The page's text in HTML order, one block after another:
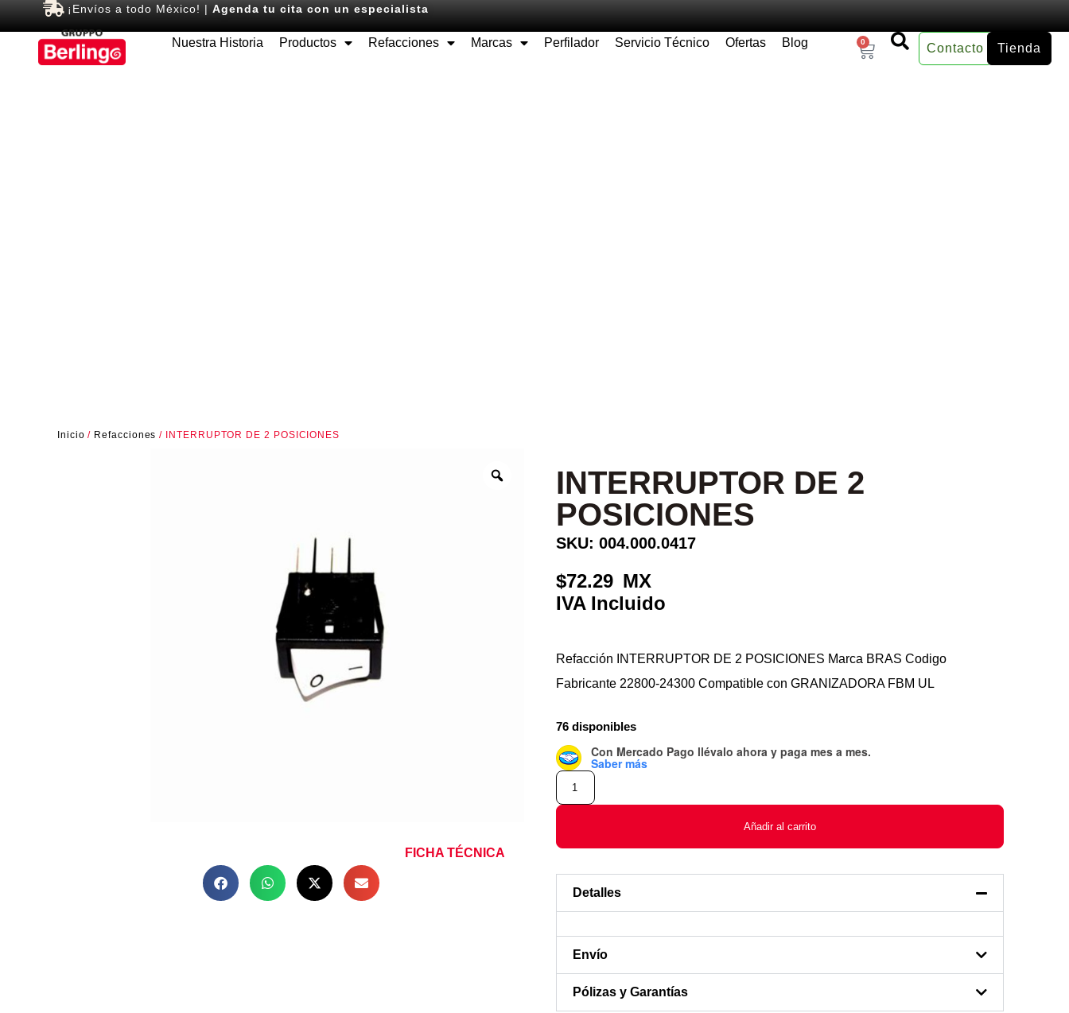
¡Envíos a todo México! | Agenda tu cita con un especialista
Nuestra Historia Productos Refacciones Marcas Perfilador Servicio Técnico Ofertas Blog 0 Contacto Tienda
Inicio / Refacciones / INTERRUPTOR DE 2 POSICIONES
FICHA TÉCNICA
INTERRUPTOR DE 2
POSICIONES
SKU: 004.000.0417
72.29
Refacción INTERRUPTOR DE 2 POSICIONES Marca BRAS Codigo
Fabricante 22800-24300 Compatible con GRANIZADORA FBM UL
76 disponibles
Con Mercado Pago llévalo ahora y paga mes a mes.
Saber más
Añadir al carrito
Detalles
Envío
Pólizas y Garantías
Equipos